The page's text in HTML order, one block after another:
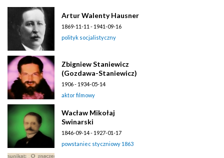
Artur Walenty Hausner
1869-11-11 - 1941-09-16
polityk socjalistyczny
Zbigniew Staniewicz
(Gozdawa-Staniewicz)
1906 - 1934-05-14
aktor filmowy
Wacław Mikołaj
Swinarski
1846-09-14 - 1927-01-17
powstaniec styczniowy 1863